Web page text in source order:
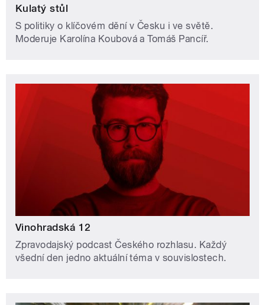
Kulatý stůl
S politiky o klíčovém dění v Česku i ve světě.
Moderuje Karolína Koubová a Tomáš Pancíř.
Vinohradská 12
Zpravodajský podcast Českého rozhlasu. Každý
všední den jedno aktuální téma v souvislostech.